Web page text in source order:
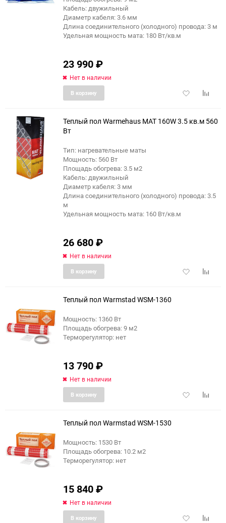
Кабель: двужильный
Диаметр кабеля: 3.6 мм
Длина соединительного (холодного) провода: 3 м
Удельная мощность мата: 180 Вт/кв.м
23 990₽
Нет в наличии
Добавить
В корзину
Теплый пол Warmehaus MAT 160W 3.5 кв.м 560
Вт
Тип: нагревательные маты
Мощность: 560 Вт
Площадь обогрева: 3.5 м2
Кабель: двужильный
Диаметр кабеля: 3 мм
Длина соединительного (холодного) провода: 3.5
м
Удельная мощность мата: 160 Вт/кв.м
26 680₽
Нет в наличии
Добавить
В корзину
Теплый пол Warmstad WSM-1360
Мощность: 1360 Вт
Площадь обогрева: 9 м2
Терморегулятор: нет
13 790₽
Нет в наличии
Добавить
В корзину
Теплый пол Warmstad WSM-1530
Мощность: 1530 Вт
Площадь обогрева: 10.2 м2
Терморегулятор: нет
15 840₽
Нет в наличии
Добавить
В корзину